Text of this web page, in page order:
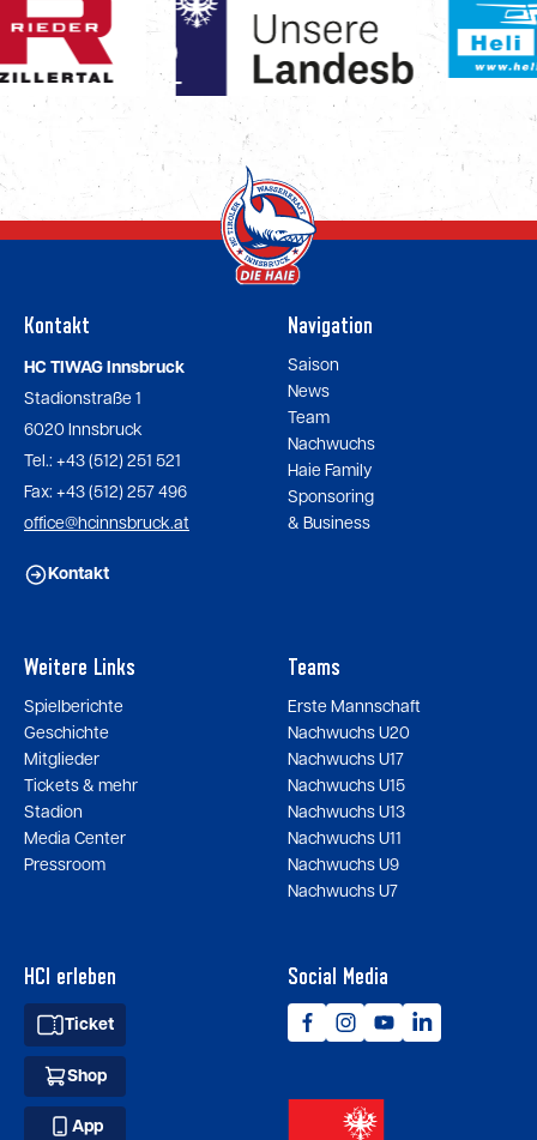
Kontakt
HC TIWAG Innsbruck
Stadionstraße 1
6020 Innsbruck
Tel.: +43 (512) 251 521
Fax: +43 (512) 257 496
office@hcinnsbruck.at
Kontakt
Navigation
Saison
News
Team
Nachwuchs
Haie Family
Sponsoring
& Business
Weitere Links
Spielberichte
Geschichte
Mitglieder
Tickets & mehr
Stadion
Media Center
Pressroom
Teams
Erste Mannschaft
Nachwuchs U20
Nachwuchs U17
Nachwuchs U15
Nachwuchs U13
Nachwuchs U11
Nachwuchs U9
Nachwuchs U7
HCI erleben
Ticket
Shop
App
Social Media